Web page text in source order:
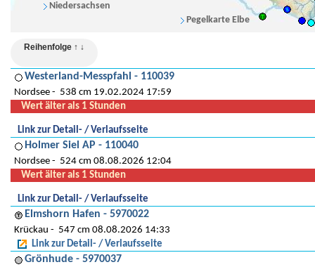
Reihenfolge ↑ ↓
Westerland-Messpfahl - 110039
Nordsee
538 cm 19.02.2024 17:59
Wert älter als 1 Stunden
Link zur Detail- / Verlaufsseite
Holmer Siel AP - 110040
Nordsee
524 cm 08.08.2026 12:04
Wert älter als 1 Stunden
Link zur Detail- / Verlaufsseite
Elmshorn Hafen - 5970022
Krückau
547 cm 08.08.2026 14:33
Link zur Detail- / Verlaufsseite
Grönhude - 5970037
Pegelkarte Elbe
Niedersachsen